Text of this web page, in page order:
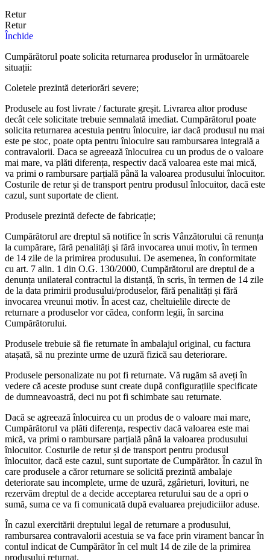
Retur
Retur
Închide
Cumpărătorul poate solicita returnarea produselor în următoarele
situații:
Coletele prezintă deteriorări severe;
Produsele au fost livrate / facturate greșit. Livrarea altor produse
decât cele solicitate trebuie semnalată imediat. Cumpărătorul poate
solicita returnarea acestuia pentru înlocuire, iar dacă produsul nu mai
este pe stoc, poate opta pentru înlocuire sau rambursarea integrală a
contravalorii. Daca se agreează înlocuirea cu un produs de o valoare
mai mare, va plăti diferența, respectiv dacă valoarea este mai mică,
va primi o rambursare parțială până la valoarea produsului înlocuitor.
Costurile de retur și de transport pentru produsul înlocuitor, dacă este
cazul, sunt suportate de client.
Produsele prezintă defecte de fabricație;
Cumpărătorul are dreptul să notifice în scris Vânzătorului că renunța
la cumpărare, fără penalități şi fără invocarea unui motiv, în termen
de 14 zile de la primirea produsului. De asemenea, în conformitate
cu art. 7 alin. 1 din O.G. 130/2000, Cumpărătorul are dreptul de a
denunța unilateral contractul la distanță, în scris, în termen de 14 zile
de la data primirii produsului/produselor, fără penalități și fără
invocarea vreunui motiv. În acest caz, cheltuielile directe de
returnare a produselor vor cădea, conform legii, în sarcina
Cumpărătorului.
Produsele trebuie să fie returnate în ambalajul original, cu factura
atașată, să nu prezinte urme de uzură fizică sau deteriorare.
Produsele personalizate nu pot fi returnate. Vă rugăm să aveți în
vedere că aceste produse sunt create după configurațiile specificate
de dumneavoastră, deci nu pot fi schimbate sau returnate.
Dacă se agreează înlocuirea cu un produs de o valoare mai mare,
Cumpărătorul va plăti diferența, respectiv dacă valoarea este mai
mică, va primi o rambursare parțială până la valoarea produsului
înlocuitor. Costurile de retur și de transport pentru produsul
înlocuitor, dacă este cazul, sunt suportate de Cumpărător. În cazul în
care produsele a căror returnare se solicită prezintă ambalaje
deteriorate sau incomplete, urme de uzură, zgârieturi, lovituri, ne
rezervăm dreptul de a decide acceptarea returului sau de a opri o
sumă, suma ce va fi comunicată după evaluarea prejudiciilor aduse.
În cazul exercitării dreptului legal de returnare a produsului,
rambursarea contravalorii acestuia se va face prin virament bancar în
contul indicat de Cumpărător în cel mult 14 de zile de la primirea
produsului returnat.